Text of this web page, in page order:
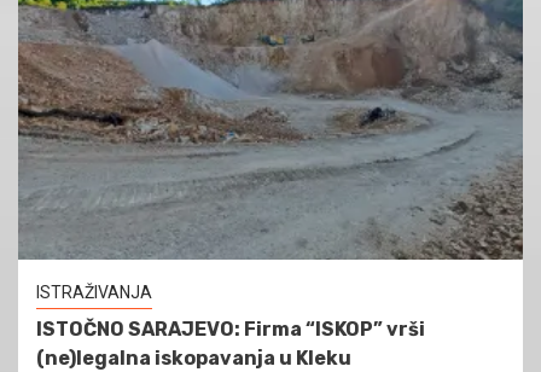
ISTRAŽIVANJA
ISTOČNO SARAJEVO: Firma “ISKOP” vrši
(ne)legalna iskopavanja u Kleku